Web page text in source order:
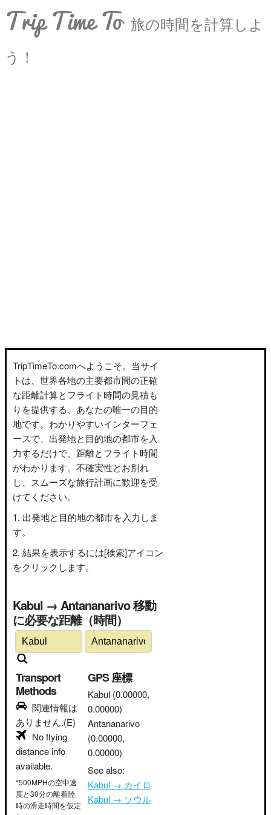
Trip Time To 旅の時間を計算しよ
う！
TripTimeTo.comへようこそ。当サイ
トは、世界各地の主要都市間の正確
な距離計算とフライト時間の見積も
りを提供する、あなたの唯一の目的
地です。わかりやすいインターフェ
ースで、出発地と目的地の都市を入
力するだけで、距離とフライト時間
がわかります。不確実性とお別れ
し、スムーズな旅行計画に歓迎を受
けてください。
出発地と目的地の都市を入力しま
す。
結果を表示するには[検索]アイコン
をクリックします。
Kabul → Antananarivo 移動
に必要な距離（時間）
Transport
Methods
関連情報は
ありません.(E)
No flying
distance info
available.
*500MPHの空中速
度と30分の離着陸
時の滑走時間を仮定
GPS 座標
Kabul (0.00000,
0.00000)
Antananarivo
(0.00000,
0.00000)
See also:
Kabul → カイロ
Kabul → ソウル